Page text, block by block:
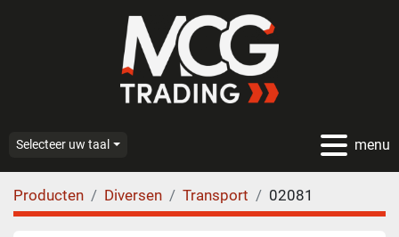
menu
Selecteer uw taal
Producten Diversen Transport 02081